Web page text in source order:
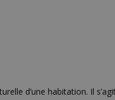
d’une habitation. Il